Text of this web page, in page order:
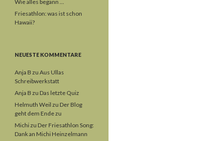
Wie alles begann …
Friesathlon: was ist schon
Hawaii?
NEUESTE KOMMENTARE
Anja B zu Aus Ullas
Schreibwerkstatt
Anja B zu Das letzte Quiz
Helmuth Weil zu Der Blog
geht dem Ende zu
Michizu Der Friesathlon Song:
Dank an Michi Heinzelmann